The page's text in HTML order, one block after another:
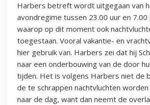
Harbers betreft wordt uitgegaan van
avondregime tussen 23.00 uur en
waarop op dit moment ook
toegestaan. Vooral vakantie- en
hier gebruik van. Harbers zei dat hij
naar een onderbouwing van de door
tijden. Het is volgens Harbers niet de
de te schrappen nachtvluchten
naar de dag, want dan neemt de